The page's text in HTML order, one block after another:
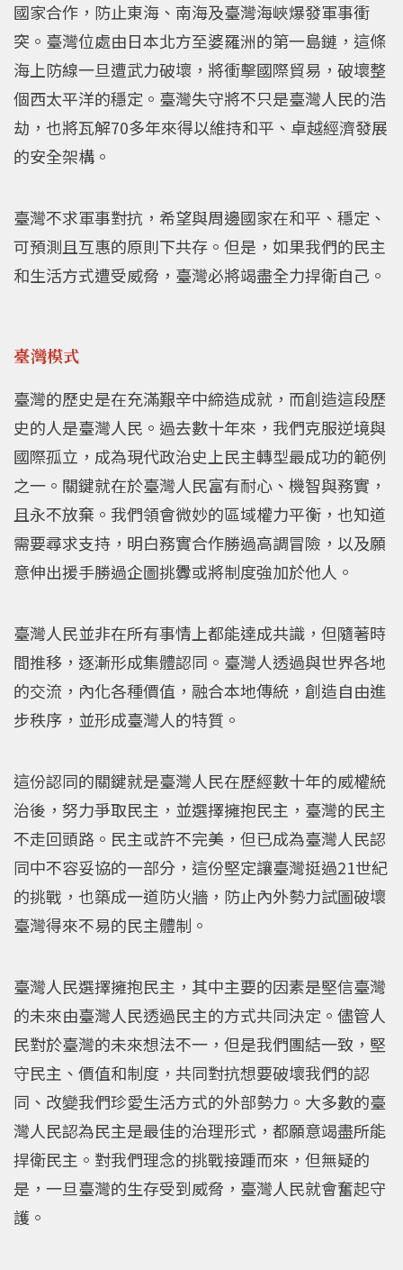
國家合作，防止東海、南海及臺灣海峽爆發軍事衝
突。臺灣位處由日本北方至婆羅洲的第一島鏈，這條
海上防線一旦遭武力破壞，將衝擊國際貿易，破壞整
個西太平洋的穩定。臺灣失守將不只是臺灣人民的浩
劫，也將瓦解70多年來得以維持和平、卓越經濟發展
的安全架構。
臺灣不求軍事對抗，希望與周邊國家在和平、穩定、
可預測且互惠的原則下共存。但是，如果我們的民主
和生活方式遭受威脅，臺灣必將竭盡全力捍衛自己。
臺灣模式
臺灣的歷史是在充滿艱辛中締造成就，而創造這段歷
史的人是臺灣人民。過去數十年來，我們克服逆境與
國際孤立，成為現代政治史上民主轉型最成功的範例
之一。關鍵就在於臺灣人民富有耐心、機智與務實，
且永不放棄。我們領會微妙的區域權力平衡，也知道
需要尋求支持，明白務實合作勝過高調冒險，以及願
意伸出援手勝過企圖挑釁或將制度強加於他人。
臺灣人民並非在所有事情上都能達成共識，但隨著時
間推移，逐漸形成集體認同。臺灣人透過與世界各地
的交流，內化各種價值，融合本地傳統，創造自由進
步秩序，並形成臺灣人的特質。
這份認同的關鍵就是臺灣人民在歷經數十年的威權統
治後，努力爭取民主，並選擇擁抱民主，臺灣的民主
不走回頭路。民主或許不完美，但已成為臺灣人民認
同中不容妥協的一部分，這份堅定讓臺灣挺過21世紀
的挑戰，也築成一道防火牆，防止內外勢力試圖破壞
臺灣得來不易的民主體制。
臺灣人民選擇擁抱民主，其中主要的因素是堅信臺灣
的未來由臺灣人民透過民主的方式共同決定。儘管人
民對於臺灣的未來想法不一，但是我們團結一致，堅
守民主、價值和制度，共同對抗想要破壞我們的認
同、改變我們珍愛生活方式的外部勢力。大多數的臺
灣人民認為民主是最佳的治理形式，都願意竭盡所能
捍衛民主。對我們理念的挑戰接踵而來，但無疑的
是，一旦臺灣的生存受到威脅，臺灣人民就會奮起守
護。